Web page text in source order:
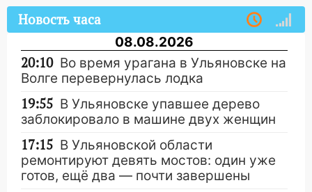
Новость часа
08.08.2026
20:10 Во время урагана в Ульяновске на
Волге перевернулась лодка
19:55 В Ульяновске упавшее дерево
заблокировало в машине двух женщин
17:15 В Ульяновской области
ремонтируют девять мостов: один уже
готов, ещё два — почти завершены